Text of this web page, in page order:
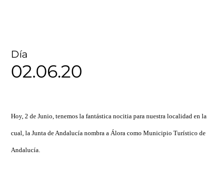
Día
02.06.20
Hoy, 2 de Junio, tenemos la fantástica nocitia para nuestra localidad en la
cual, la Junta de Andalucía nombra a Álora como Municipio Turístico de
Andalucía.